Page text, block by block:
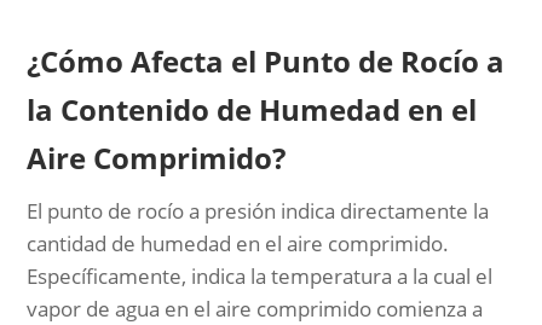
¿Cómo Afecta el Punto de Rocío a
la Contenido de Humedad en el
Aire Comprimido?
El punto de rocío a presión indica directamente la
cantidad de humedad en el aire comprimido.
Específicamente, indica la temperatura a la cual el
vapor de agua en el aire comprimido comienza a